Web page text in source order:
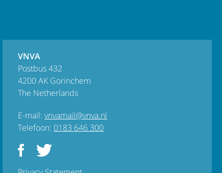
VNVA
Postbus 432
4200 AK Gorinchem
The Netherlands
E-mail:vnvamail@vnva.nl
Telefoon: 0183 646 300